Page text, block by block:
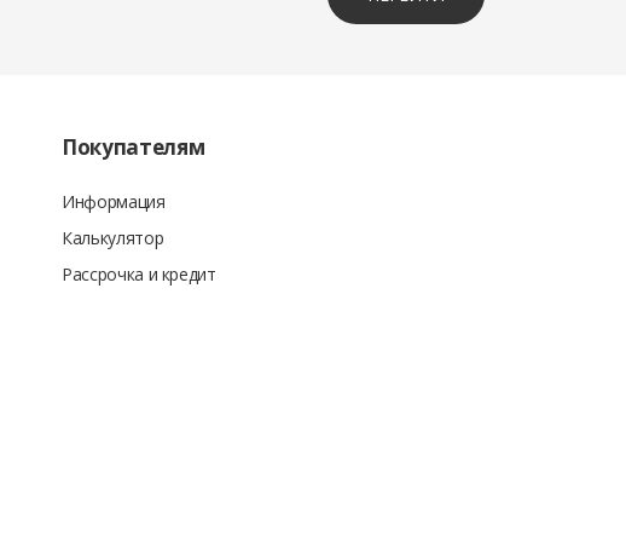
Покупателям
Информация
Калькулятор
Рассрочка и кредит